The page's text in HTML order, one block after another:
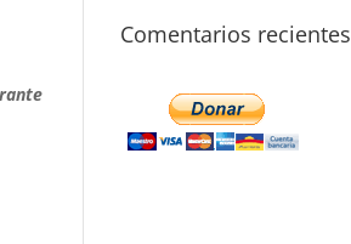
Comentarios recientes